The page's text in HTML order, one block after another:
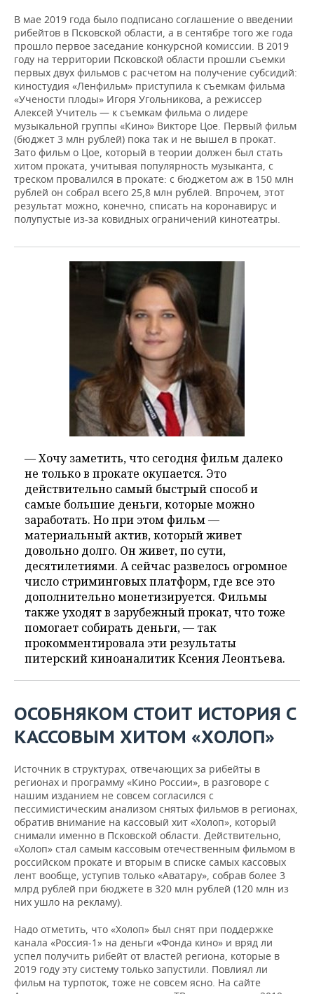
В мае 2019 года было подписано соглашение о введении
рибейтов в Псковской области, а в сентябре того же года
прошло первое засе­дание конкурсной комиссии. В 2019
году на территории Псковской области прошли съемки
первых двух фильмов с расчетом на получение субсидий:
киностудия «Ленфильм» приступила к съемкам филь­ма
«Учености плоды» Игоря Угольникова, а режиссер
Алексей Учитель — к съемкам фильма о лидере
музыкальной группы «Кино» Викторе Цое. Первый фильм
(бюджет 3 млн рублей) пока так и не вышел в прокат.
Зато фильм о Цое, который в теории должен был стать
хитом проката, учитывая популярность музыканта, с
треском провалился в прокате: с бюджетом аж в 150 млн
рублей он собрал всего 25,8 млн рублей. Впрочем, этот
результат можно, конечно, списать на коронавирус и
полупустые из-за ковидных ограничений кинотеатры.
— Хочу заметить, что сегодня фильм далеко
не только в прокате окупается. Это
действительно самый быстрый способ и
самые большие деньги, которые можно
заработать. Но при этом фильм —
материальный актив, который живет
довольно долго. Он живет, по сути,
десятилетиями. А сейчас развелось огромное
число стриминговых платформ, где все это
дополнительно монетизируется. Фильмы
также уходят в зарубежный прокат, что тоже
помогает собирать деньги, — так
прокомментировала эти результаты
питерский киноаналитик Ксения Леонтьева.
ОСОБНЯКОМ СТОИТ ИСТОРИЯ С
КАССОВЫМ ХИТОМ «ХОЛОП»
Источник в структурах, отвечающих за рибейты в
регионах и программу «Кино России», в разговоре с
нашим изданием не совсем согласился с
пессимистическим анализом снятых фильмов в регионах,
обратив внимание на кассовый хит «Холоп», который
снимали именно в Псковской области. Действительно,
«Холоп» стал самым кассовым отечественным фильмом в
российском прокате и вторым в списке самых кассовых
лент вообще, уступив только «Аватару», собрав более 3
млрд рублей при бюджете в 320 млн рублей (120 млн из
них ушло на рекламу).
Надо отметить, что «Холоп» был снят при поддержке
канала «Россия-1» на деньги «Фонда кино» и вряд ли
успел получить рибейт от властей региона, которые в
2019 году эту систему только запустили. Повлиял ли
фильм на турпоток, тоже не совсем ясно. На сайте